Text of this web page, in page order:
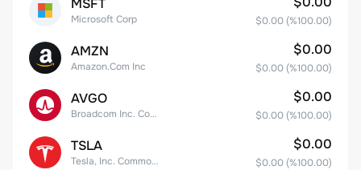
Microsoft Corp $0.00 (%100.00)
AMZN
Amazon.Com Inc
$0.00
$0.00 (%100.00)
AVGO
Broadcom Inc. Common Stock
$0.00
$0.00 (%100.00)
TSLA
Tesla, Inc. Common Stock
$0.00
$0.00 (%100.00)